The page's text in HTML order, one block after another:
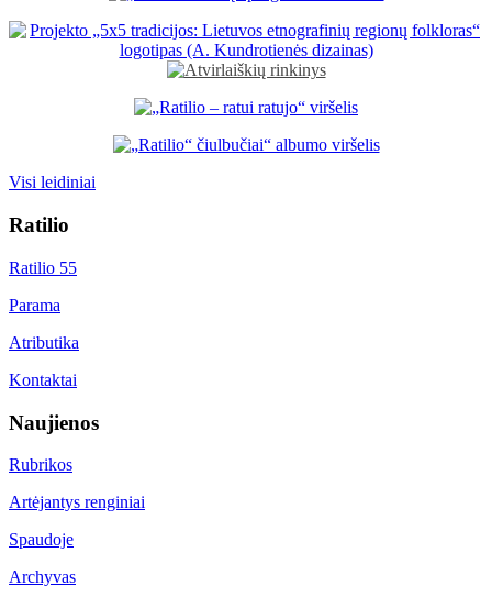
Visi leidiniai
Ratilio
Ratilio 55
Parama
Atributika
Kontaktai
Naujienos
Rubrikos
Artėjantys renginiai
Spaudoje
Archyvas